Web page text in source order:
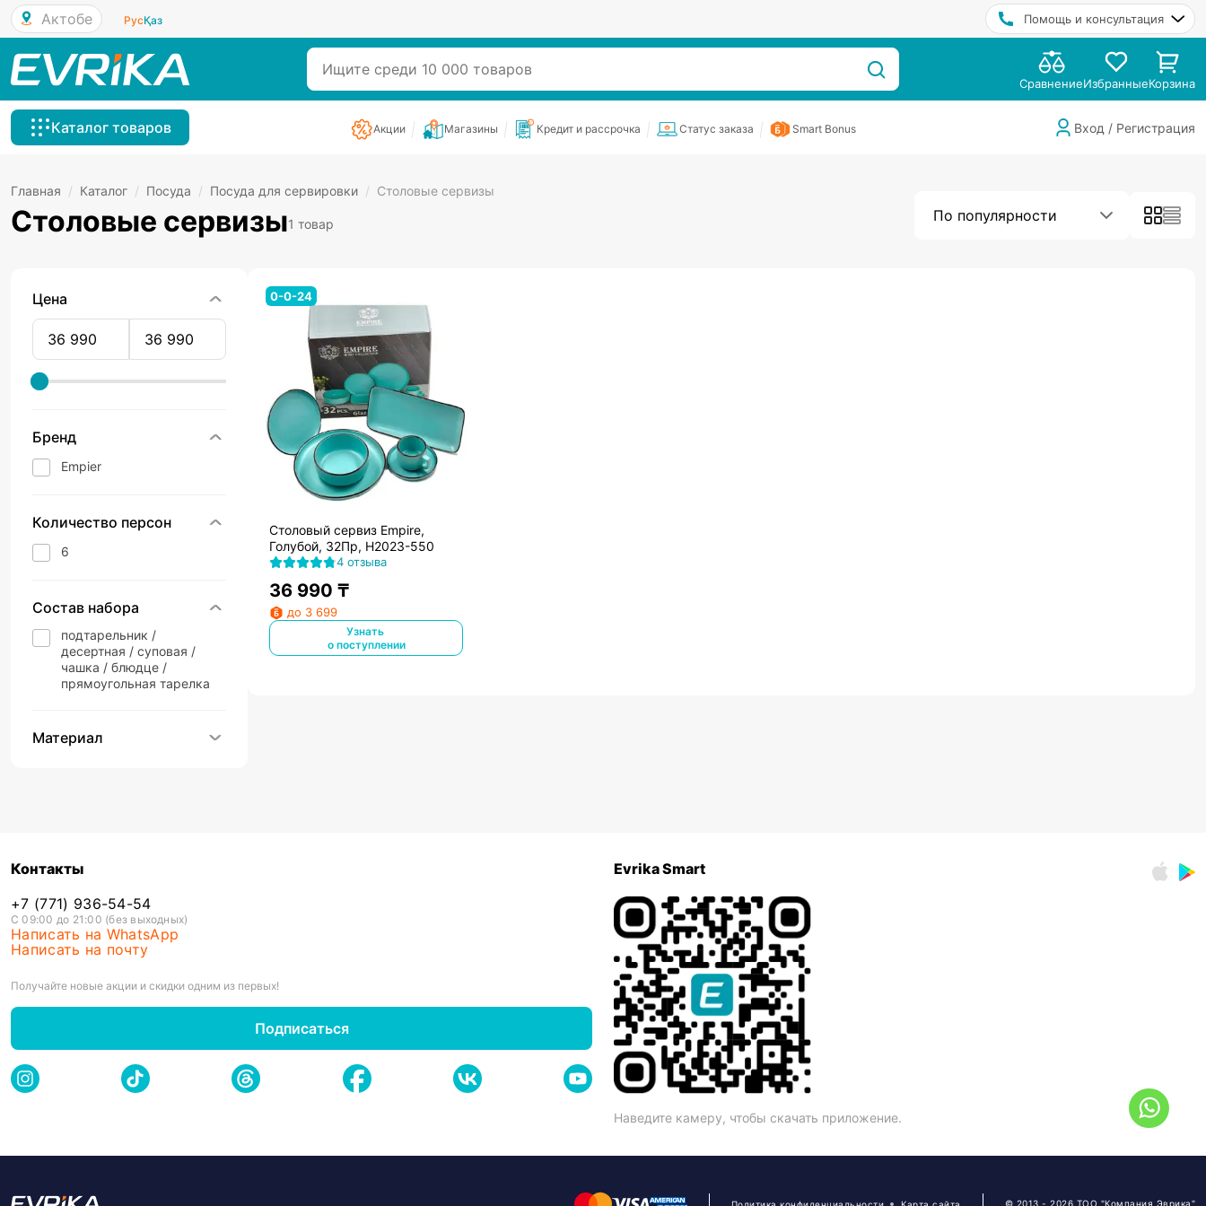
Актобе РусҚаз Помощь и консультация
СравнениеИзбранныеКорзина
Каталог товаров Акции Магазины Кредит и рассрочка Статус заказа Smart Bonus Вход / Регистрация
Главная / Каталог / Посуда / Посуда для сервировки / Столовые сервизы
Столовые сервизы1 товар По популярности
Цена
Бренд
Empier
Количество персон
6
Состав набора
подтарельник /
десертная / суповая /
чашка / блюдце /
прямоугольная тарелка
Материал
0-0-24
Столовый сервиз Empire,
Голубой, 32Пр, H2023-550
4 отзыва
36 990 ₸
до 3 699
Узнать
о поступлении
Контакты
+7 (771) 936-54-54
С 09:00 до 21:00 (без выходных)
Написать на WhatsApp
Написать на почту
Получайте новые акции и скидки одним из первых!
Подписаться
Evrika Smart
Наведите камеру, чтобы скачать приложение.
© 2013 - 2026 ТОО "Компания Эврика"